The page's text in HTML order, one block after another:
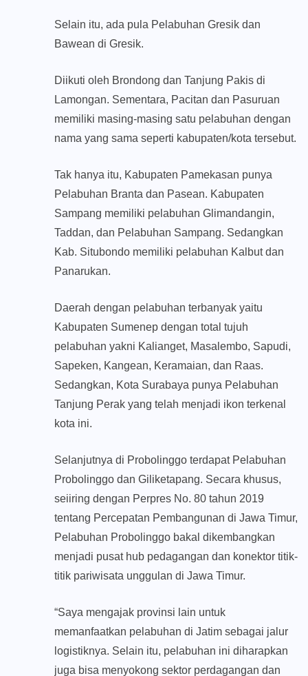
Selain itu, ada pula Pelabuhan Gresik dan
Bawean di Gresik.
Diikuti oleh Brondong dan Tanjung Pakis di
Lamongan. Sementara, Pacitan dan Pasuruan
memiliki masing-masing satu pelabuhan dengan
nama yang sama seperti kabupaten/kota tersebut.
Tak hanya itu, Kabupaten Pamekasan punya
Pelabuhan Branta dan Pasean. Kabupaten
Sampang memiliki pelabuhan Glimandangin,
Taddan, dan Pelabuhan Sampang. Sedangkan
Kab. Situbondo memiliki pelabuhan Kalbut dan
Panarukan.
Daerah dengan pelabuhan terbanyak yaitu
Kabupaten Sumenep dengan total tujuh
pelabuhan yakni Kalianget, Masalembo, Sapudi,
Sapeken, Kangean, Keramaian, dan Raas.
Sedangkan, Kota Surabaya punya Pelabuhan
Tanjung Perak yang telah menjadi ikon terkenal
kota ini.
Selanjutnya di Probolinggo terdapat Pelabuhan
Probolinggo dan Giliketapang. Secara khusus,
seiiring dengan Perpres No. 80 tahun 2019
tentang Percepatan Pembangunan di Jawa Timur,
Pelabuhan Probolinggo bakal dikembangkan
menjadi pusat hub pedagangan dan konektor titik-
titik pariwisata unggulan di Jawa Timur.
“Saya mengajak provinsi lain untuk
memanfaatkan pelabuhan di Jatim sebagai jalur
logistiknya. Selain itu, pelabuhan ini diharapkan
juga bisa menyokong sektor perdagangan dan